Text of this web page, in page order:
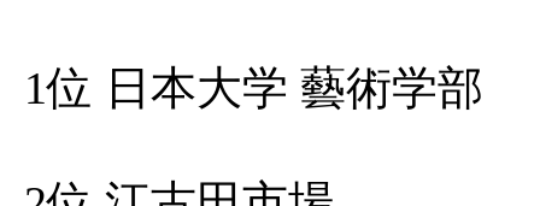
1位 日本大学 藝術学部